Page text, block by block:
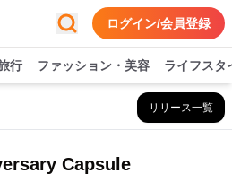
ログイン/会員登録
行 ファッション・美容 ライフスタ
リリース一覧
Capsule